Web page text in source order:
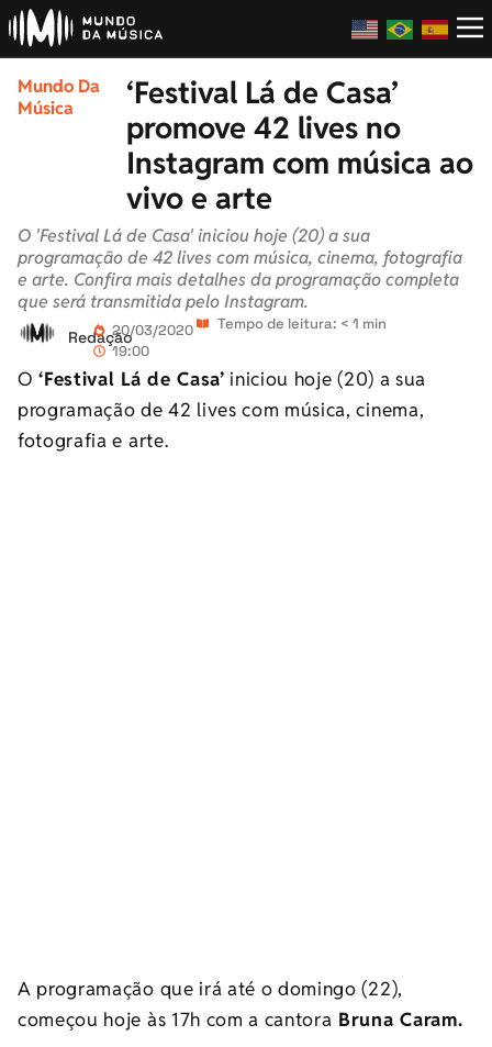
Mundo Da
Música
‘Festival Lá de Casa’
promove 42 lives no
Instagram com música ao
vivo e arte
O 'Festival Lá de Casa' iniciou hoje (20) a sua
programação de 42 lives com música, cinema, fotografia
e arte. Confira mais detalhes da programação completa
que será transmitida pelo Instagram.
Redação20/03/2020
19:00
Tempo de leitura: < 1 min
O‘Festival Lá de Casa’ iniciou hoje (20) a sua
programação de 42 lives com música, cinema,
fotografia e arte.
A programação que irá até o domingo (22),
começou hoje às 17h com a cantora Bruna Caram.